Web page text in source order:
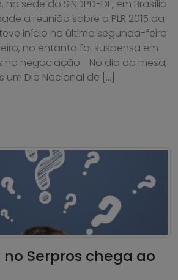
sede do SINDPD-DF, em Brasília
a reunião sobre a PLR 2015 da
início na última segunda-feira
no entanto foi suspensa em
na negociação. No dia da mesa,
um Dia Nacional de […]
Serpros chega ao